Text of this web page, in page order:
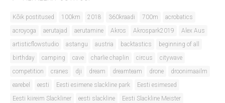
Kõik postitused 100km 2018 360kraadi 700m
acrobatics
acroyoga
aerutajad aerutamine Akros Akrospark2019
Alex Aus
artisticflowstudio
astangu austria backtastics
beginning of all
birthday
camping cave charlie chaplin circus
citywave
competition
cranes dji dream dreamteam drone
droonimaailm
earebel
eesti Eesti esimene slackline park
Eesti esimesed
Eesti kiireim Slackliner
eesti slackline
Eesti Slackline Meister